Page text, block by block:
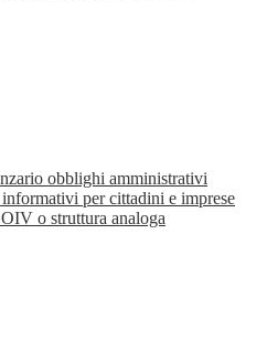
obblighi amministrativi
per cittadini e imprese
o struttura analoga